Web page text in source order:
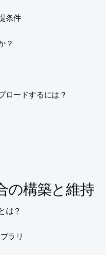
条件
？
ロードするには？
の構築と維持
は？
ラリ